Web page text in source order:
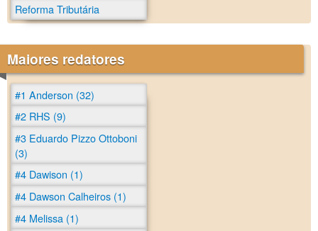
Reforma Tributária
Maiores redatores
#1 Anderson (32)
#2 RHS (9)
#3 Eduardo Pizzo Ottoboni
(3)
#4 Dawison (1)
#4 Dawson Calheiros (1)
#4 Melissa (1)